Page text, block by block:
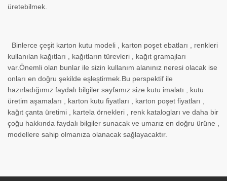
üretebilmek.
Binlerce çeşit karton kutu modeli , karton poşet ebatları , renkleri
kullanılan kağıtları , kağıtların türevleri , kağıt gramajları
var.Önemli olan bunlar ile sizin kullanım alanınız neresi olacak ise
onları en doğru şekilde eşleştirmek.Bu perspektif ile
hazırladığımız faydalı bilgiler sayfamız size kutu imalatı , kutu
üretim aşamaları , karton kutu fiyatları , karton poşet fiyatları ,
kağıt çanta üretimi , kartela örnekleri , renk katalogları ve daha bir
çoğu hakkında faydalı bilgiler sunacak ve umarız en doğru ürüne ,
modellere sahip olmanıza olanacak sağlayacaktır.